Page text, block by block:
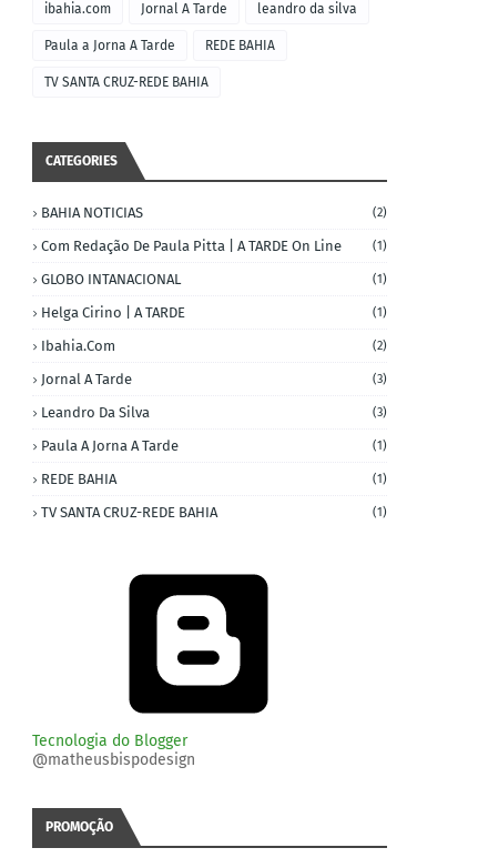
ibahia.com Jornal A Tarde leandro da silva
Paula a Jorna A Tarde REDE BAHIA
TV SANTA CRUZ-REDE BAHIA
CATEGORIES
BAHIA NOTICIAS (2)
Com Redação De Paula Pitta | A TARDE On Line (1)
GLOBO INTANACIONAL (1)
Helga Cirino | A TARDE (1)
Ibahia.com (2)
Jornal A Tarde (3)
Leandro Da Silva (3)
Paula A Jorna A Tarde (1)
REDE BAHIA (1)
TV SANTA CRUZ-REDE BAHIA (1)
Tecnologia do Blogger
@matheusbispodesign
PROMOÇÃO